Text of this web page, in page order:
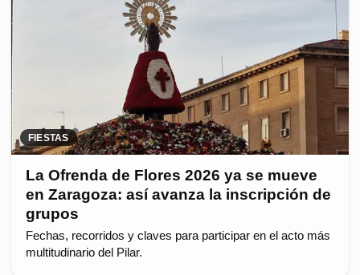
FIESTAS
La Ofrenda de Flores 2026 ya se mueve
en Zaragoza: así avanza la inscripción de
grupos
Fechas, recorridos y claves para participar en el acto más
multitudinario del Pilar.